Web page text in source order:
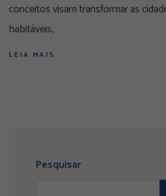
conceitos visam transformar as
habitáveis,
LEIA MAIS
Pesquisar